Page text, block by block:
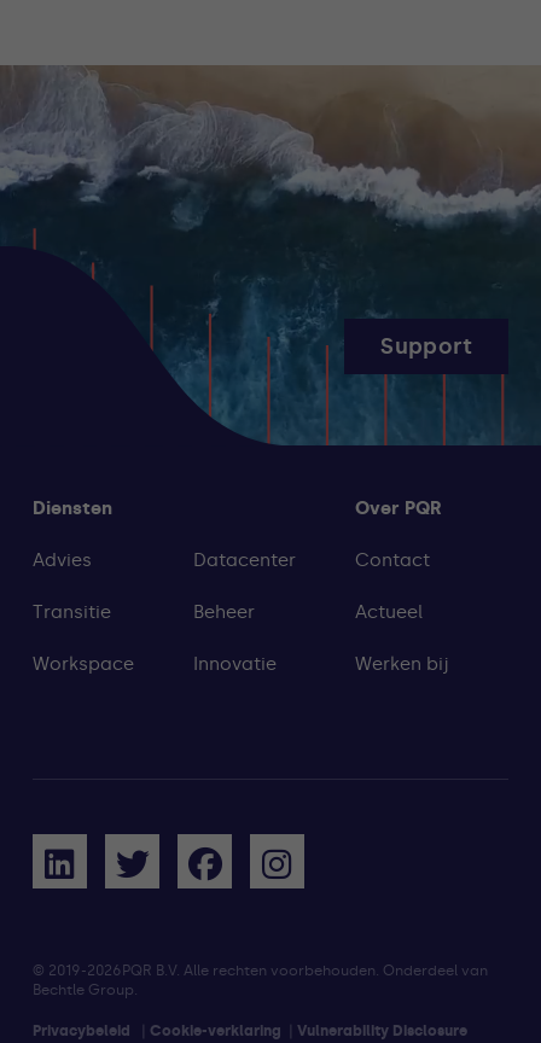
Diensten
Advies
Transitie
Workspace
Datacenter
Beheer
Innovatie
Over PQR
Contact
Actueel
Werken bij
Support
© 2019 -2026PQR B.V. Alle rechten voorbehouden. Onderdeel van
Bechtle Group.
Privacybeleid Cookie-verklaring
Vulnerability Disclosure